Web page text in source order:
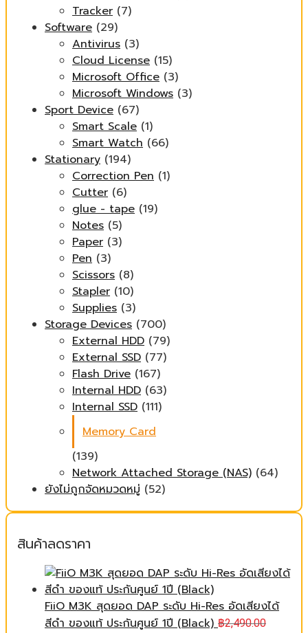
Tracker (7)
Software (29)
Antivirus (3)
Cloud License (15)
Microsoft Office (3)
Microsoft Windows (3)
Sport Device (67)
Smart Scale (1)
Smart Watch (66)
Stationary (194)
Correction Pen (1)
Cutter (6)
glue - tape (19)
Notes (5)
Paper (3)
Pen (3)
Scissors (8)
Stapler (10)
Supplies (3)
Storage Devices (700)
External HDD (79)
External SSD (77)
Flash Drive (167)
Internal HDD (63)
Internal SSD (111)
Memory Card
(139)
Network Attached Storage (NAS) (64)
ยังไม่ถูกจัดหมวดหมู่ (52)
สินค้าลดราคา
FiiO M3K สุดยอด DAP ระดับ Hi-Res อัดเสียงได้
สีดำ ของแท้ ประกันศูนย์ 1ปี (Black) ฿2,490.00